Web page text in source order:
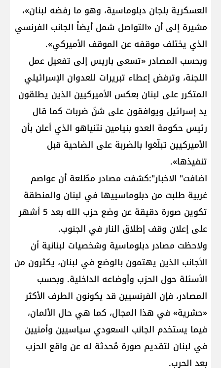
العسكرية بلجان دبلوماسية، وهو ما رفضه لبنان»،
مشيرة إلى أن «التواصل شمل أيضاً الجانب الفرنسي
الذي يختلف موقفه عن الموقف الأميركي».
وبحسب المصادر «تسعى باريس إلى تفعيل عمل
اللجنة، وترفض إعطاء تبريرات للعدوان الإسرائيلي
المتكرر على لبنان بعكس الأميركيين الذين يطلقون
يد إسرائيل ويوافقون على شنّ ضربات كما قال
رئيس حكومة العدو بنيامين نتنياهو الذي أعلن بأن
الأميركيين تبلّغوا بالضربة على الضاحية قبل
تنفيذها».
اضافت" الاخبار":كشفت مصادر مطّلعة أن عواصم
غربية طلبت من دبلوماسييها في لبنان والمنطقة
تكوين صورة دقيقة عن وضع حزب الله بعد 5 أشهر
على إعلان وقف إطلاق النار في الجنوب.
ولاحظت مصادر دبلوماسية وشخصيات لبنانية أن
الأجانب الذين يهتمون بالوضع في لبنان، يكثرون من
الأسئلة حول الحزب وأوضاعه الداخلية. وبحسب
المصادر، فإن الفرنسيين قد يكونون الطرف الأكثر
«حشرية» في هذا المجال، كما هي حال الألمان،
فيما يستخدم الجانب السعودي سياسيين وأمنيين
في لبنان لتقديم صورة مُحدثة له عن واقع الحزب
بعد الحرب.